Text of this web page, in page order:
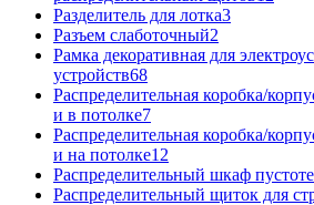
Разделитель для лотка3
Разъем слаботочный2
Рамка декоративная для
устройств68
Распределительная коробка/
и в потолке7
Распределительная коробка/
и на потолке12
Распределительный шкаф
Распределительный щиток для